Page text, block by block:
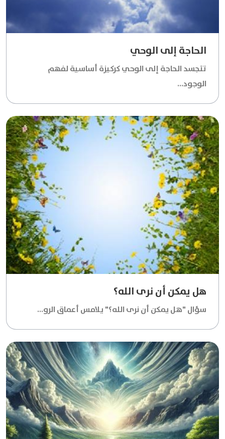
الحاجة إلى الوحي
تتجسد الحاجة إلى الوحي كركيزة أساسية لفهم
الوجود...
هل يمكن أن نرى الله؟
سؤال "هل يمكن أن نرى الله؟" يلامس أعماق الرو...